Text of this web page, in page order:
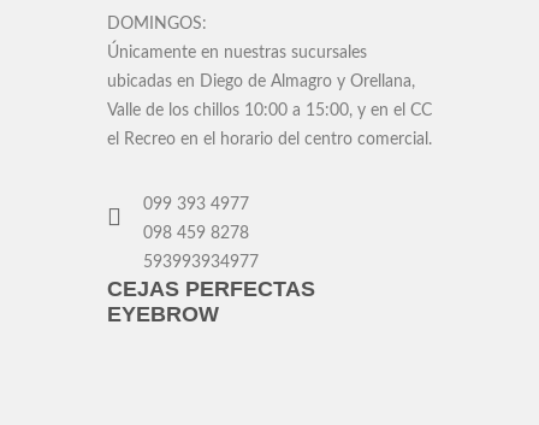
DOMINGOS:
Únicamente en nuestras sucursales
ubicadas en Diego de Almagro y Orellana,
Valle de los chillos 10:00 a 15:00, y en el CC
el Recreo en el horario del centro comercial.
099 393 4977
098 459 8278
593993934977
CEJAS PERFECTAS
EYEBROW